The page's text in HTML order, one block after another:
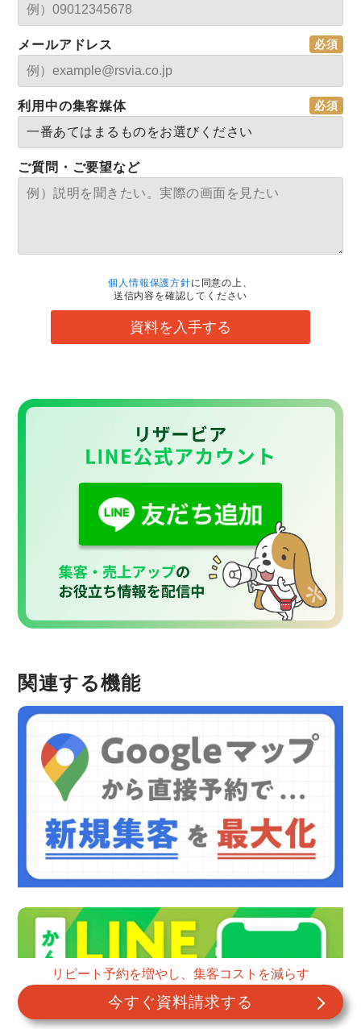
メールアドレス
利用中の集客媒体
ご質問・ご要望など
個人情報保護方針に同意の上、
送信内容を確認してください
資料を入手する
関連する機能
リピート予約を増やし、集客コストを減らす
今すぐ資料請求する